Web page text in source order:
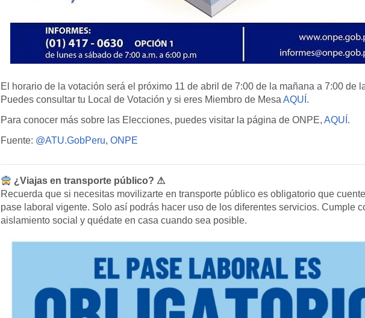
El horario de la votación será el próximo 11 de abril de 7:00 de la mañana a 7:00 de
Puedes consultar tu Local de Votación y si eres Miembro de Mesa AQUÍ .
Para conocer más sobre las Elecciones, puedes visitar la página de ONPE, AQUÍ .
Fuente: @ATU.GobPeru, ONPE
¿Viajas en transporte público? ⚠
Recuerda que si necesitas movilizarte en transporte público es obligatorio que
pase laboral vigente. Solo así podrás hacer uso de los diferentes servicios. Cumple
aislamiento social y quédate en casa cuando sea posible.